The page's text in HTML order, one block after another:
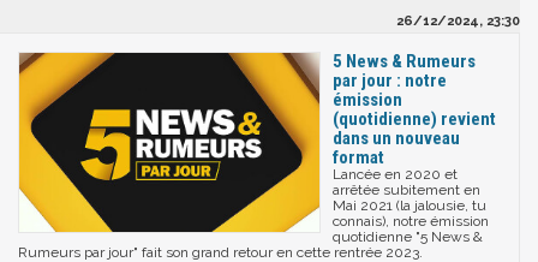
26/12/2024, 23:30
5 News & Rumeurs
par jour : notre
émission
(quotidienne) revient
dans un nouveau
format
Lancée en 2020 et
arrêtée subitement en
Mai 2021 (la jalousie, tu
connais), notre émission
quotidienne "5 News &
Rumeurs par jour" fait son grand retour en cette rentrée 2023.